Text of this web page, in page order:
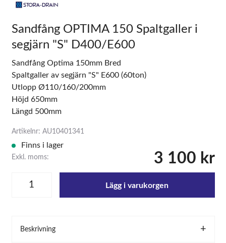
Sandfång OPTIMA 150 Spaltgaller i
segjärn "S" D400/E600
Sandfång Optima 150mm Bred
Spaltgaller av segjärn "S" E600 (60ton)
Utlopp Ø110/160/200mm
Höjd 650mm
Längd 500mm
Artikelnr: AU10401341
Finns i lager
Exkl. moms: 3 100 kr
Lägg i varukorgen
Beskrivning